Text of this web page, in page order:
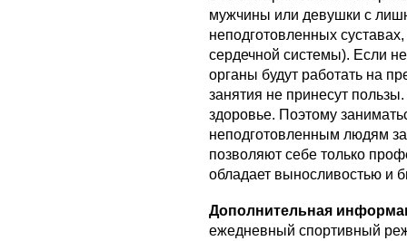
мужчины или девушки с
неподготовленных
сердечной системы). Если
органы будут работать на
занятия не принесут
здоровье. Поэтому
неподготовленным людям
позволяют себе только
обладает выносливостью и
Дополнительная
ежедневный спортивный